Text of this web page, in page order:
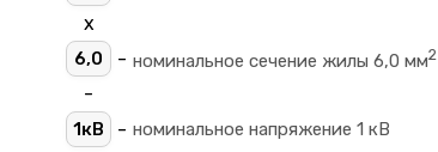
х
6,0 - номинальное сечение жилы 6,0 мм2
-
1кВ - номинальное напряжение 1 кВ